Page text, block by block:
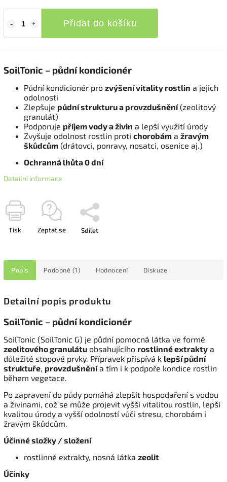
Přidat do košíku
SoilTonic – půdní kondicionér
Půdní kondicionér pro zvýšení vitality rostlin a jejich
odolnosti
Zlepšuje půdní strukturu a provzdušnění(zeolitový
granulát)
Podporuje příjem vody a živin a lepší využití úrody
Zvyšuje odolnost rostlin proti chorobám a žravým
škůdcům (drátovci, ponravy, nosatci, osenice aj.)
Ochranná lhůta 0 dní
Detailní informace
Tisk Zeptat se Sdílet
Popis Podobné (1) Hodnocení Diskuze
Detailní popis produktu
SoilTonic – půdní kondicionér
SoilTonic (SoilTonic G) je půdní pomocná látka ve formě
zeolitového granulátu obsahujícího rostlinné extrakty a
důležité stopové prvky. Přípravek přispívá k lepší půdní
struktuře, provzdušněnía tím i k podpoře kondice rostlin
během vegetace.
Po zapravení do půdy pomáhá zlepšit hospodaření s vodou
a živinami, což se může projevit vyšší vitalitou rostlin, lepší
kvalitou úrody a vyšší odolností vůči stresu, chorobám i
žravým škůdcům.
Účinné složky / složení
rostlinné extrakty, nosná látka zeolit
Účinky